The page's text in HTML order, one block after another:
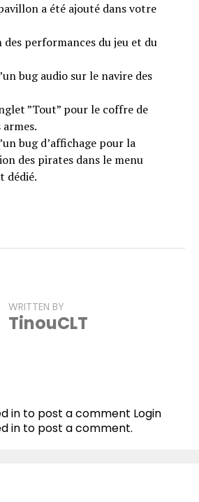
a été ajouté dans votre
performances du jeu et du
bug audio sur le navire des
”Tout” pour le coffre de
bug d’affichage pour la
des pirates dans le menu
dédié.
WRITTEN BY
TinouCLT
in to post a comment Login
in to post a comment.